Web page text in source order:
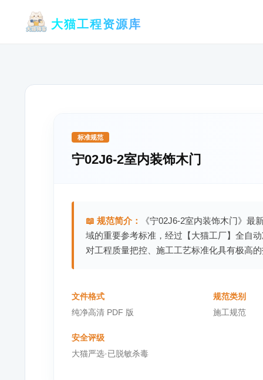
大猫工程资源库
标准规范
宁02J6-2室内装饰木门
📖 规范简介：
《宁02J6-2室内装饰木门》最
域的重要参考标准，经过【大猫工厂】全自
对工程质量把控、施工工艺标准化具有极高
文件格式
纯净高清 PDF 版
规范类别
施工规范
安全评级
大猫严选·已脱敏杀毒